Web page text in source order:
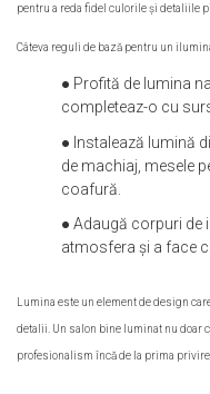
pentru a reda fidel culorile și detaliile
Câteva reguli de bază pentru un
● Profită de lumina
completeaz-o cu
● Instalează lumină
de machiaj, mesele
coafură.
● Adaugă corpuri de
atmosfera și a face
Lumina este un element de design
detalii. Un salon bine luminat nu doar
profesionalism încă de la prima privire.